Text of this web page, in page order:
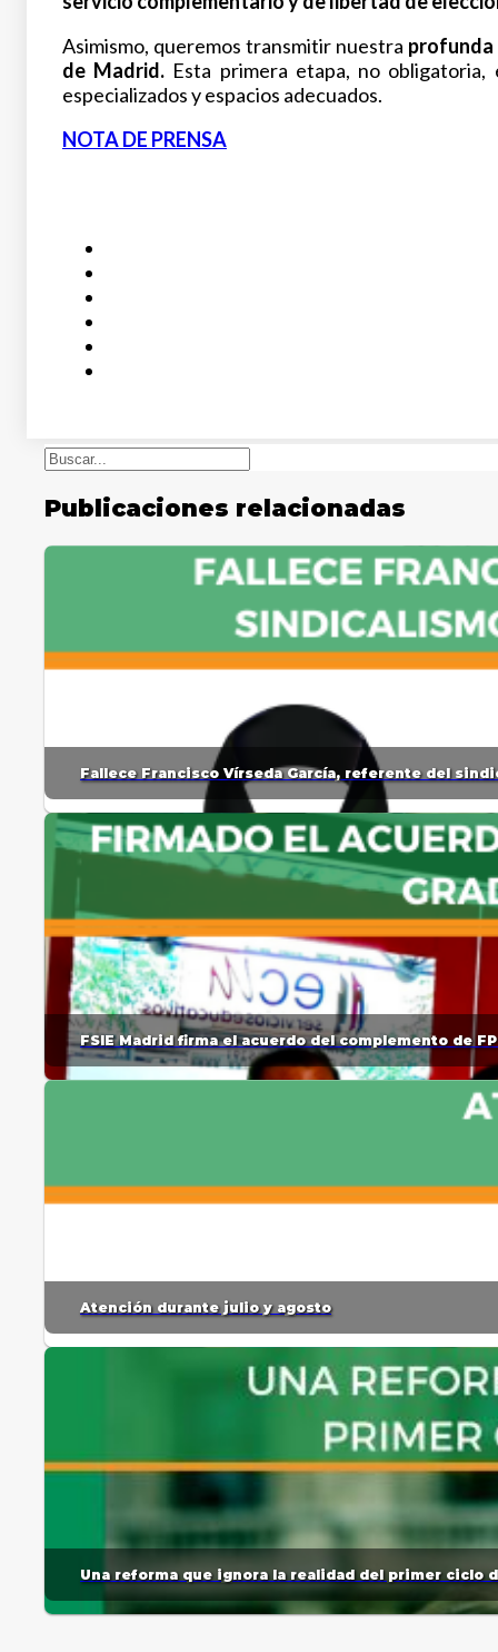
Asimismo, queremos transmitir nuestra profunda
de Madrid. Esta primera etapa, no
especializados y espacios adecuados.
NOTA DE PRENSA
Buscar
Publicaciones relacionadas
Fallece Francisco Vírseda García, referente del
FSIE Madrid firma el acuerdo del complemento de
Atención durante julio y agosto
Una reforma que ignora la realidad del primer ciclo